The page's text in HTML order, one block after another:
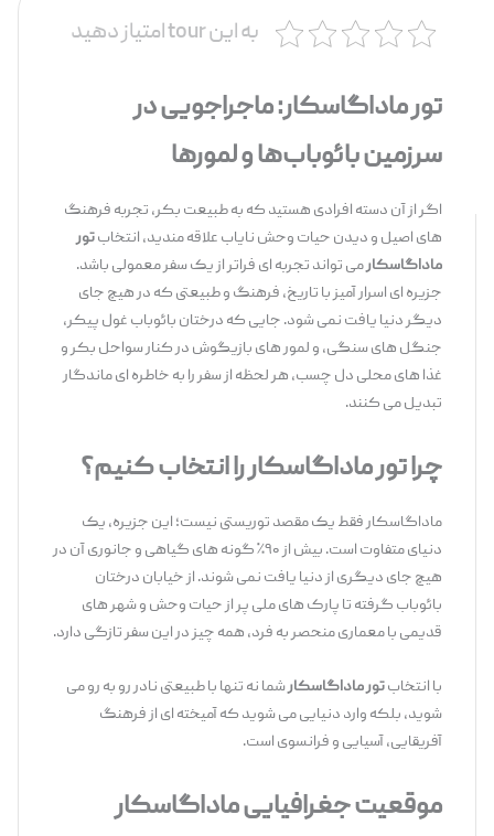
به این tour امتیاز دهید
تور ماداگاسکار: ماجراجویی در
سرزمین بائوباب‌ها و لمورها
اگر از آن دسته افرادی هستید که به طبیعت بکر، تجربه فرهنگ
‌های اصیل و دیدن حیات ‌وحش نایاب علاقه ‌مندید، انتخابتور
ماداگاسکارمی ‌تواند تجربه ‌ای فراتر از یک سفر معمولی باشد.
جزیره‌ ای اسرار آمیز با تاریخ، فرهنگ و طبیعتی که در هیچ جای
دیگر دنیا یافت نمی ‌شود. جایی که درختان بائوباب غول‌ پیکر،
جنگل‌ های سنگی، و لمور های بازیگوش در کنار سواحل بکر و
غذا های محلی دل‌ چسب، هر لحظه‌ از سفر را به خاطره ‌ای ماندگار
تبدیل می ‌کنند.
چرا تور ماداگاسکار را انتخاب کنیم؟
ماداگاسکار فقط یک مقصد توریستی نیست؛ این جزیره، یک
دنیای متفاوت است. بیش از ۹۰٪ گونه‌ های گیاهی و جانوری آن در
هیچ جای دیگری از دنیا یافت نمی ‌شوند. از خیابان درختان
بائوباب گرفته تا پارک ‌های ملی پر از حیات ‌وحش و شهر های
قدیمی با معماری منحصر ‌به ‌فرد، همه چیز در این سفر تازگی دارد.
با انتخابتور ماداگاسکارشما نه تنها با طبیعتی نادر رو به ‌رو می
‌شوید، بلکه وارد دنیایی می ‌شوید که آمیخته ‌ای از فرهنگ
آفریقایی، آسیایی و فرانسوی است.
موقعیت جغرافیایی ماداگاسکار